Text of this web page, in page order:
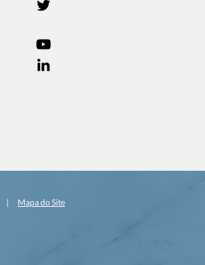
| Mapa do Site